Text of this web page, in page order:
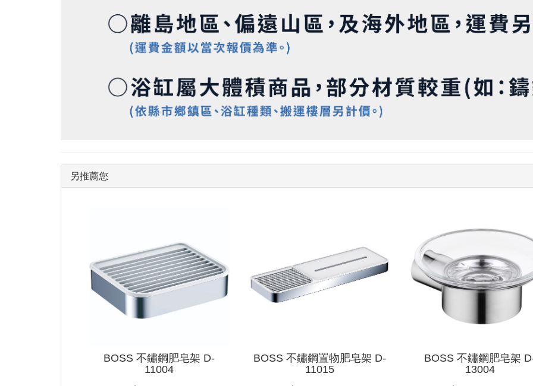
另推薦您
BOSS 不鏽鋼肥皂架 D-
11004
BOSS 不鏽鋼置物肥皂架 D-
11015
BOSS 不鏽鋼肥皂架
13004